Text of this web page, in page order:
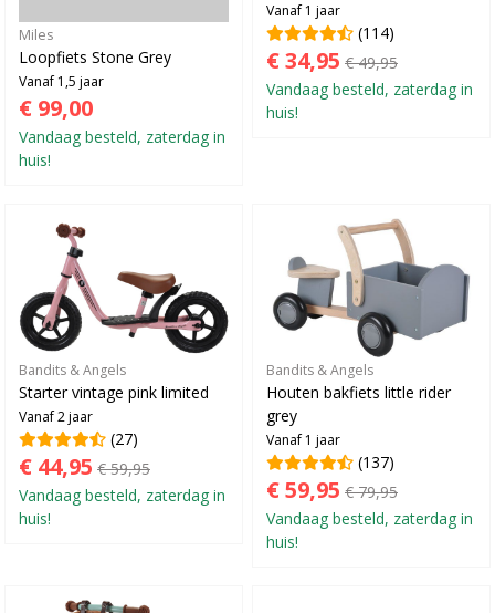
Miles
Loopfiets Stone Grey
Vanaf 1,5 jaar
€ 99,00
Vandaag besteld, zaterdag in
huis!
Vanaf 1 jaar
(114)
€ 34,95 € 49,95
Vandaag besteld, zaterdag in
huis!
Bandits & Angels
Starter vintage pink limited
Vanaf 2 jaar
(27)
€ 44,95 € 59,95
Vandaag besteld, zaterdag in
huis!
Bandits & Angels
Houten bakfiets little rider
grey
Vanaf 1 jaar
(137)
€ 59,95 € 79,95
Vandaag besteld, zaterdag in
huis!